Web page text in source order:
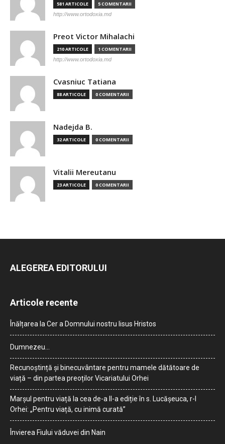
581 ARTICOLE 5 COMENTARII
http://www.ortodoxia.md
Preot Victor Mihalachi
210 ARTICOLE 1 COMENTARII
http://www.ortodoxia.md
Cvasniuc Tatiana
88 ARTICOLE 0 COMENTARII
Nadejda B.
32 ARTICOLE 0 COMENTARII
Vitalii Mereutanu
23 ARTICOLE 0 COMENTARII
ALEGEREA EDITORULUI
Articole recente
Înălțarea la Cer a Domnului nostru Iisus Hristos
Dumnezeu…
Recunoștință și binecuvântare pentru mamele dătătoare de
viață – din partea preoților Vicariatului Orhei
Marșul pentru viață la cea de-a II-a ediție în s. Lucășeuca, r-l
Orhei: „Pentru viață, cu inimă curată”
Învierea Fiului văduvei din Nain